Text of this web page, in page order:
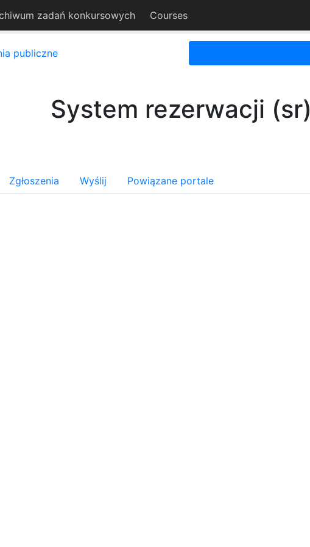
zadań konkursowych Courses
publiczne
System rezerwacji (sr)
Zgłoszenia Wyślij Powiązane portale